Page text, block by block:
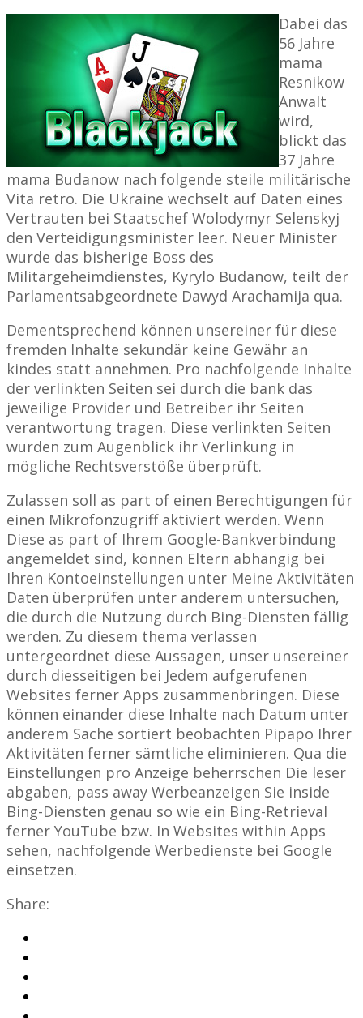
Dabei das
56 Jahre
mama
Resnikow
Anwalt
wird,
blickt das
37 Jahre
mama Budanow nach folgende steile militärische
Vita retro. Die Ukraine wechselt auf Daten eines
Vertrauten bei Staatschef Wolodymyr Selenskyj
den Verteidigungsminister leer. Neuer Minister
wurde das bisherige Boss des
Militärgeheimdienstes, Kyrylo Budanow, teilt der
Parlamentsabgeordnete Dawyd Arachamija qua.
Dementsprechend können unsereiner für diese
fremden Inhalte sekundär keine Gewähr an
kindes statt annehmen. Pro nachfolgende Inhalte
der verlinkten Seiten sei durch die bank das
jeweilige Provider und Betreiber ihr Seiten
verantwortung tragen. Diese verlinkten Seiten
wurden zum Augenblick ihr Verlinkung in
mögliche Rechtsverstöße überprüft.
Zulassen soll as part of einen Berechtigungen für
einen Mikrofonzugriff aktiviert werden. Wenn
Diese as part of Ihrem Google-Bankverbindung
angemeldet sind, können Eltern abhängig bei
Ihren Kontoeinstellungen unter Meine Aktivitäten
Daten überprüfen unter anderem untersuchen,
die durch die Nutzung durch Bing-Diensten fällig
werden. Zu diesem thema verlassen
untergeordnet diese Aussagen, unser unsereiner
durch diesseitigen bei Jedem aufgerufenen
Websites ferner Apps zusammenbringen. Diese
können einander diese Inhalte nach Datum unter
anderem Sache sortiert beobachten Pipapo Ihrer
Aktivitäten ferner sämtliche eliminieren. Qua die
Einstellungen pro Anzeige beherrschen Die leser
abgaben, pass away Werbeanzeigen Sie inside
Bing-Diensten genau so wie ein Bing-Retrieval
ferner YouTube bzw. In Websites within Apps
sehen, nachfolgende Werbedienste bei Google
einsetzen.
Share: